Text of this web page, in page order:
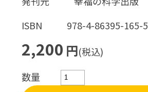
ISBN
978-4-86395-165-5
2,200 円(税込)
数量